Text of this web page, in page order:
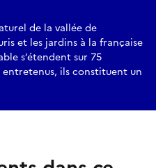
de la vallée de
et les jardins à la française
s’étendent sur 75
entretenus, ils constituent un